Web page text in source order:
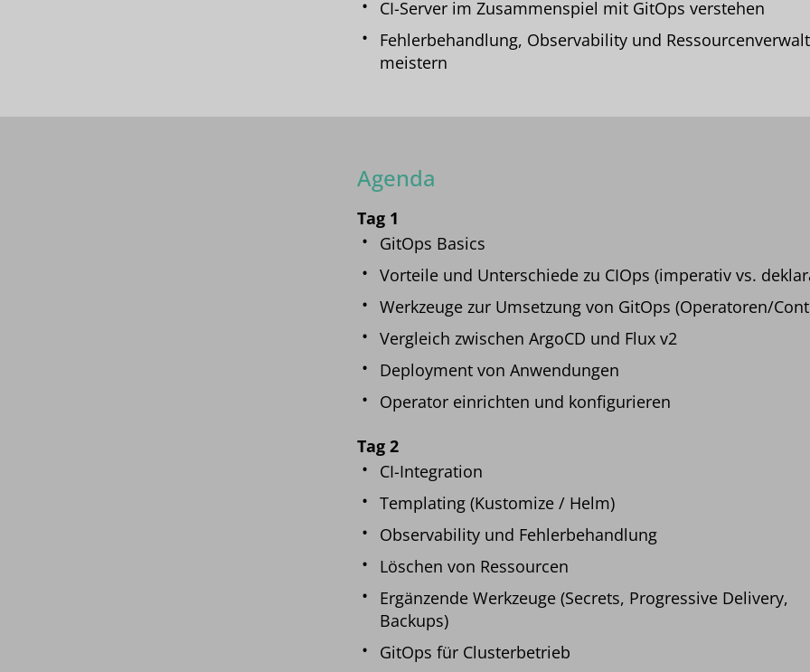
CI-Server im Zusammenspiel mit GitOps verstehen
Fehlerbehandlung, Observability und
meistern
Agenda
Tag 1
GitOps Basics
Vorteile und Unterschiede zu CIOps (imperativ vs.
Werkzeuge zur Umsetzung von GitOps (Operatoren/
Vergleich zwischen ArgoCD und Flux v2
Deployment von Anwendungen
Operator einrichten und konfigurieren
Tag 2
CI-Integration
Templating (Kustomize / Helm)
Observability und Fehlerbehandlung
Löschen von Ressourcen
Ergänzende Werkzeuge (Secrets, Progressive Delivery,
Backups)
GitOps für Clusterbetrieb